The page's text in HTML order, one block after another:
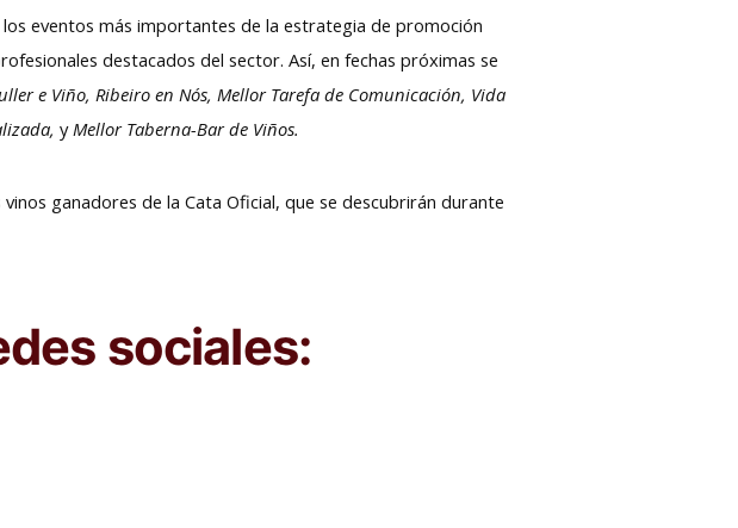
los eventos más importantes de la estrategia de promoción
destacados del sector. Así, en fechas próximas se
e Viño, Ribeiro en Nós, Mellor Tarefa de Comunicación, Vida
y Mellor Taberna-Bar de Viños.
ganadores de la Cata Oficial, que se descubrirán durante
sociales: